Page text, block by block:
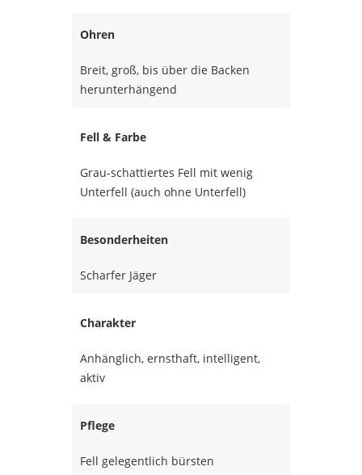
Ohren
Breit, groß, bis über die Backen
herunterhängend
Fell & Farbe
Grau-schattiertes Fell mit wenig
Unterfell (auch ohne Unterfell)
Besonderheiten
Scharfer Jäger
Charakter
Anhänglich, ernsthaft, intelligent,
aktiv
Pflege
Fell gelegentlich bürsten